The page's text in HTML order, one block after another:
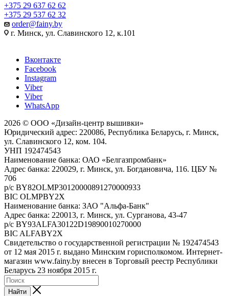
+375 29 637 62 62
+375 29 537 62 32
order@fainy.by
г. Минск, ул. Славинского 12, к.101
Вконтакте
Facebook
Instagram
Viber
Viber
WhatsApp
2026 © ООО «Дизайн-центр вышивки»
Юридический адрес: 220086, Республика Беларусь, г. Минск,
ул. Славинского 12, ком. 104.
УНП 192474543
Наименование банка: ОАО «Белгазпромбанк»
Адрес банка: 220029, г. Минск, ул. Богдановича, 116. ЦБУ №
706
р/с BY82OLMP30120000891270000933
BIC OLMPBY2X
Наименование банка: ЗАО "Альфа-Банк"
Адрес банка: 220013, г. Минск, ул. Сурганова, 43-47
р/с BY93ALFA30122D19890010270000
BIC ALFABY2X
Свидетельство о государственной регистрации № 192474543
от 12 мая 2015 г. выдано Минским горисполкомом. Интернет-
магазин www.fainy.by внесен в Торговый реестр Республики
Беларусь 23 ноября 2015 г.
Найти